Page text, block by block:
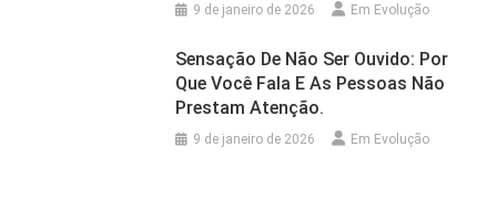
9 de janeiro de 2026 Em Evolução
Sensação De Não Ser Ouvido: Por
Que Você Fala E As Pessoas Não
Prestam Atenção.
9 de janeiro de 2026 Em Evolução